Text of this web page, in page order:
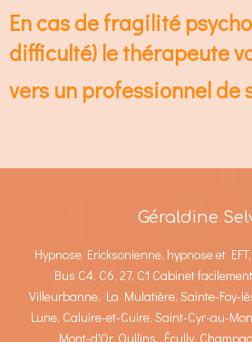
En cas de fragilité
difficulté) le thérapeute
vers un professionnel de
Géraldine
Hypnose Ericksonienne, hypnose et
Bus C4, C6, 27, C1 Cabinet
Villeurbanne, La Mulatière, Sainte-Foy-
Lune, Caluire-et-Cuire, Saint-Cyr-au-
Mont-d'Or, Oullins, Écully,